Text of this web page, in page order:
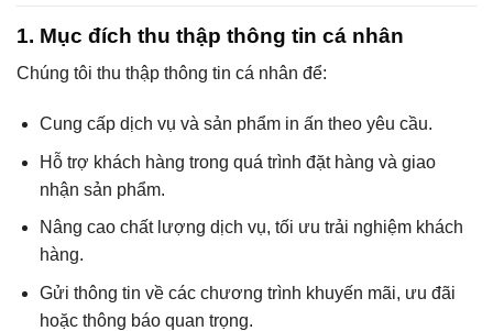
1. Mục đích thu thập thông tin cá nhân
Chúng tôi thu thập thông tin cá nhân để:
Cung cấp dịch vụ và sản phẩm in ấn theo yêu cầu.
Hỗ trợ khách hàng trong quá trình đặt hàng và giao
nhận sản phẩm.
Nâng cao chất lượng dịch vụ, tối ưu trải nghiệm khách
hàng.
Gửi thông tin về các chương trình khuyến mãi, ưu đãi
hoặc thông báo quan trọng.